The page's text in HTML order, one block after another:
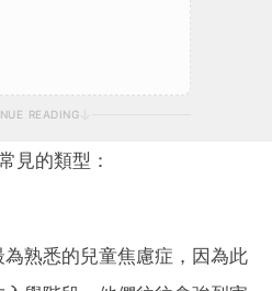
READING
見的類型：
熟悉的兒童焦慮症，因為此